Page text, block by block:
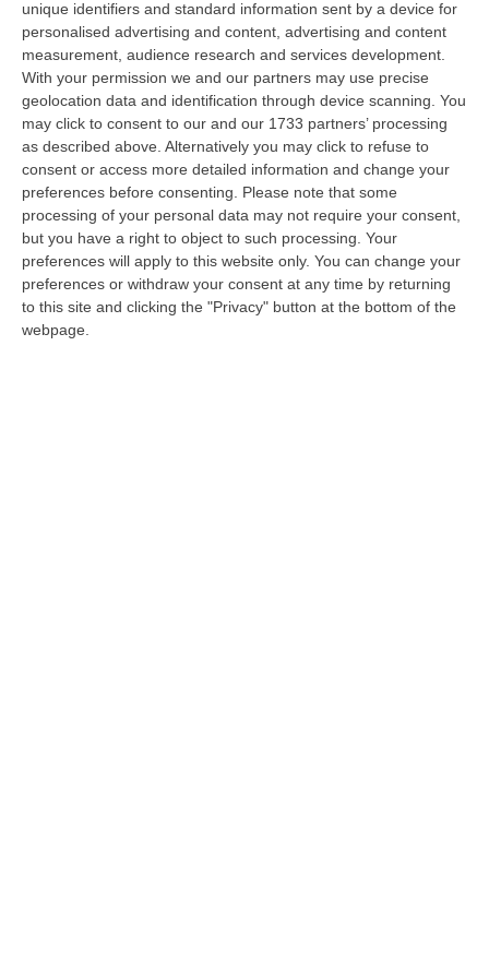
unique identifiers and standard information sent by a device for
personalised advertising and content, advertising and content
measurement, audience research and services development.
With your permission we and our partners may use precise
geolocation data and identification through device scanning. You
may click to consent to our and our 1733 partners’ processing
as described above. Alternatively you may click to refuse to
consent or access more detailed information and change your
preferences before consenting.
Please note that some
processing of your personal data may not require your consent,
but you have a right to object to such processing. Your
preferences will apply to this website only. You can change your
preferences or withdraw your consent at any time by returning
to this site and clicking the "Privacy" button at the bottom of the
webpage.
motivazioni della sua sospensione vengono
menzionati «interventi chirurgici senza
motivazione, procedure oncologiche
pericolose per i pazienti, ricoveri impropri,
disumanizzazione del rapporto medico
paziente» e, anche, l’aver generato «uno
stato di particolare tensione, disagio e
incompatibilità ambientale perché avrebbe
ripreso pubblicamente in malo modo i
colleghi con i quali non dialogherebbe più».
Per Gianluigi Scaffidi (Anaao-Assomed) si